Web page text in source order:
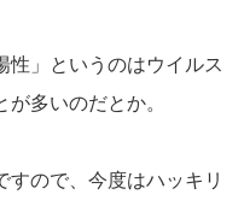
性」というのはウイルス
多いのだとか。
すので、今度はハッキリ